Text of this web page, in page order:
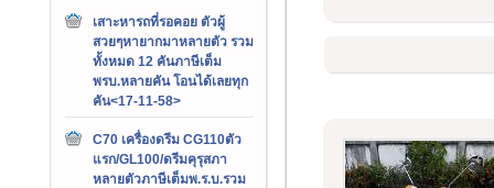
เสาะหารถที่รอคอย ตัวผู้
สวยๆหายากมาหลายตัว รวม
ทั้งหมด 12 คันภาษีเต็ม
พรบ.หลายคัน โอนได้เลยทุก
คัน<17-11-58>
C70 เครื่องดรีม CG110ตัว
แรก/GL100/ดรีมคุรุสภา
หลายตัวภาษีเต็มพ.ร.บ.รวม